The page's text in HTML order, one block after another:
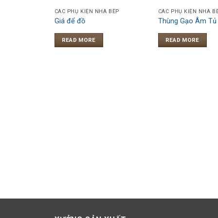
CÁC PHỤ KIỆN NHÀ BẾP
Giá để đồ
READ MORE
CÁC PHỤ KIỆN NHÀ
Thùng Gạo Âm Tủ
READ MORE